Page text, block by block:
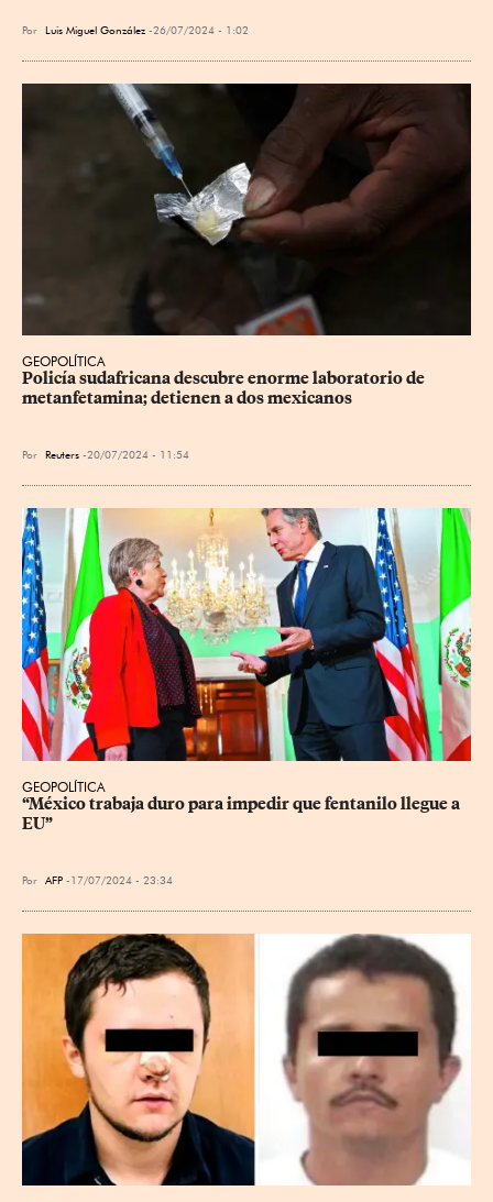
Por Luis Miguel González 26/07/2024 - 1:02
GEOPOLÍTICA
Policía sudafricana descubre enorme laboratorio de
metanfetamina; detienen a dos mexicanos
Por Reuters 20/07/2024 - 11:54
GEOPOLÍTICA
“México trabaja duro para impedir que fentanilo llegue a
EU”
Por AFP 17/07/2024 - 23:34